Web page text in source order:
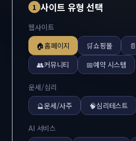
1 사이트 유형 선택
웹사이트
🏠홈페이지 🛒쇼핑몰 📄
👥커뮤니티 📅예약 시스템
운세/심리
🔮운세/사주 🧠심리테스트
AI 서비스